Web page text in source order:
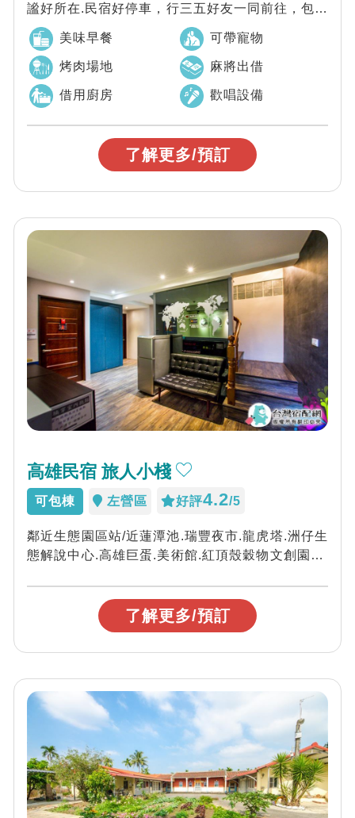
謐好所在.民宿好停車，行三五好友一同前往，包棟
獨享唱歌.烤肉.麻將.廚房設備，歡...
美味早餐 可帶寵物
烤肉場地 麻將出借
借用廚房 歡唱設備
了解更多/預訂
高雄民宿 旅人小棧
可包棟 左營區 好評4.2/5
鄰近生態園區站/近蓮潭池.瑞豐夜市.龍虎塔.洲仔生
態解說中心.高雄巨蛋.美術館.紅頂殼穀物文創園區.
了解更多/預訂